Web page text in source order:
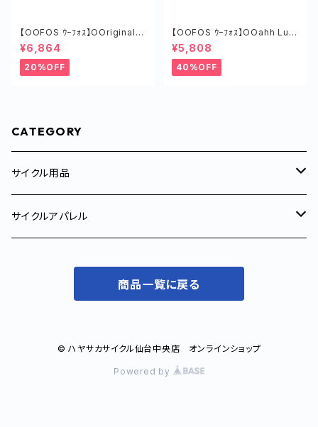
【OOFOS ｳｰﾌｫｽ】OOriginalｳｰ
ｵﾘｼﾞﾅﾙ MIST
¥6,864
20%OFF
【OOFOS ｳｰﾌｫｽ】OOahh Lux
e Womenｳｰｱｰﾘｭｸｽｳｰﾏﾝ LAT
TE
¥5,808
40%OFF
CATEGORY
サイクル用品
サイクルトレーナー
コンポーネント
補給食/サプリメント
サイクルアパレル
サイクルジャージ
サイクルジャージ
商品一覧に戻る
© ハヤサカサイクル仙台中央店 オンラインショップ
Powered by